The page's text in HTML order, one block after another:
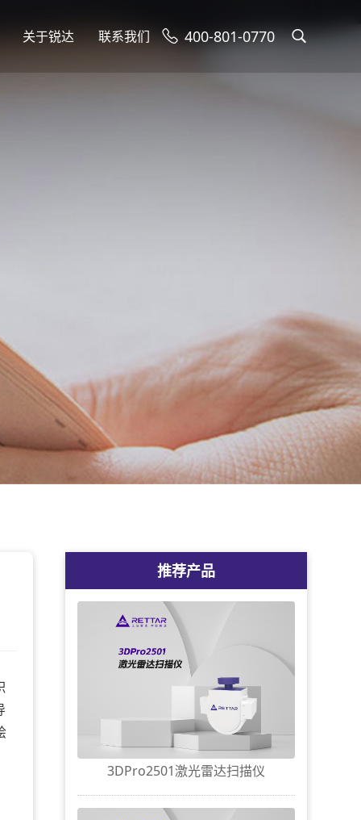
关于锐达 联系我们 400-801-0770
推荐产品
3DPro2501激光雷达扫描仪